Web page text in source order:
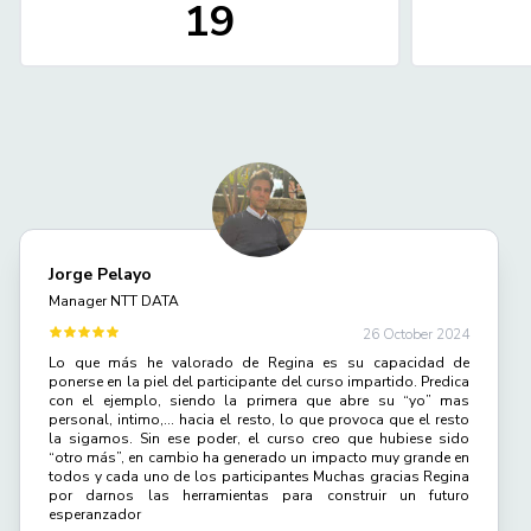
19
Jorge Pelayo
Manager NTT DATA
26 October 2024
Lo que más he valorado de Regina es su capacidad de
ponerse en la piel del participante del curso impartido. Predica
con el ejemplo, siendo la primera que abre su “yo” mas
personal, intimo,… hacia el resto, lo que provoca que el resto
la sigamos. Sin ese poder, el curso creo que hubiese sido
“otro más”, en cambio ha generado un impacto muy grande en
todos y cada uno de los participantes Muchas gracias Regina
por darnos las herramientas para construir un futuro
esperanzador